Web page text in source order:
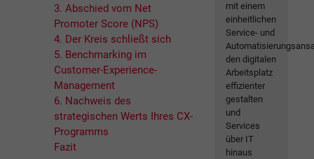
3. Abschied vom Net
Promoter Score (NPS)
4. Der Kreis schließt sich
5. Benchmarking im
Customer-Experience-
Management
6. Nachweis des
strategischen Werts Ihres CX-
Programms
Fazit
mit einem
einheitlichen
Service- und
den digitalen
Arbeitsplatz
effizienter
gestalten
und
Services
über IT
hinaus